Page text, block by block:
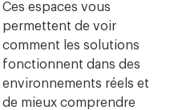
Ces espaces vous
permettent de voir
comment les solutions
fonctionnent dans des
environnements réels et
de mieux comprendre